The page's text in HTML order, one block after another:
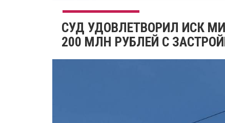
СУД УДОВЛЕТВОРИЛ ИСК
200 МЛН РУБЛЕЙ С